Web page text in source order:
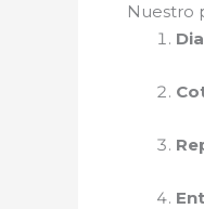
Nuestro